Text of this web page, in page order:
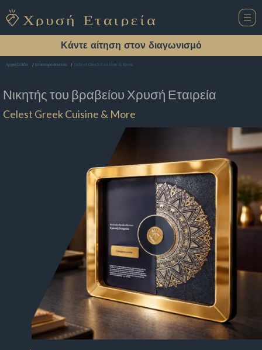
Κάντε αίτηση στον διαγωνισμό
Αρχική Σελίδα Εστιατόριο Βονιτσα Celest Greek Cuisine & More
Νικητής του βραβείου Χρυσή Εταιρεία
Celest Greek Cuisine & More